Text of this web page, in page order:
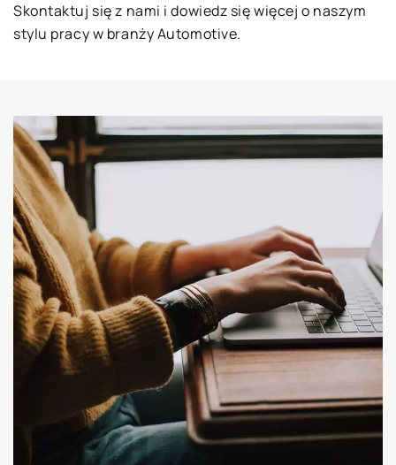
Skontaktuj się z nami i dowiedz się więcej o naszym
stylu pracy w branży Automotive.